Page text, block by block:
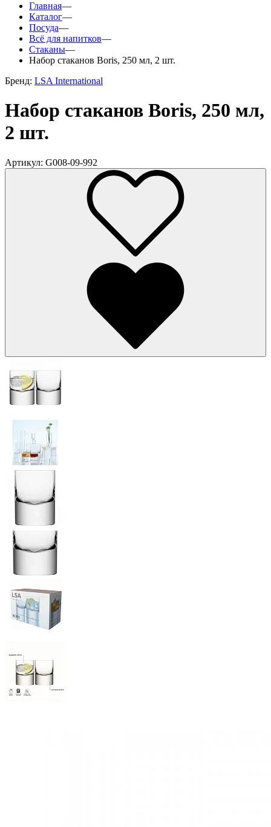
Главная—
Каталог—
Посуда—
Всё для напитков—
Стаканы—
Набор стаканов Boris, 250 мл, 2 шт.
Бренд: LSA International
Набор стаканов Boris, 250 мл,
2 шт.
Артикул: G008-09-992